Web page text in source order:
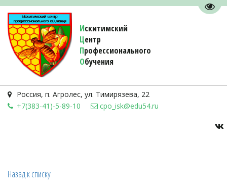
Искитимский
Центр
Профессионального
Обучения
Россия, п. Агролес, ул. Тимирязева, 22
+7(383-41)-5-89-10
cpo_isk@edu54.ru
Назад к списку